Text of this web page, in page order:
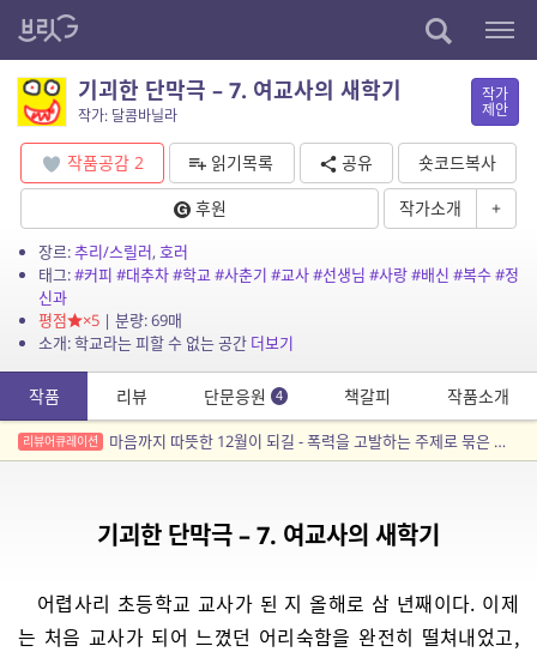
기괴한 단막극 – 7. 여교사의 새학기
작가: 달콤바닐라
작가
제안
작품공감 2 읽기목록 공유
숏코드복사
후원
작가소개 +
장르:추리/스릴러,호러
태그:#커피 #대추차#학교#사춘기 #교사#선생님 #사랑#배신 #복수#정
신과
평점
×5| 분량: 69매
소개: 학교라는 피할 수 없는 공간 더보기
작품 리뷰 단문응원 4 책갈피 작품소개
리뷰어큐레이션 마음까지 따뜻한 12월이 되길 - 폭력을 고발하는 주제로 묶은 소설 세 편.
기괴한 단막극 – 7. 여교사의 새학기
어렵사리 초등학교 교사가 된 지 올해로 삼 년째이다. 이제
는 처음 교사가 되어 느꼈던 어리숙함을 완전히 떨쳐내었고,